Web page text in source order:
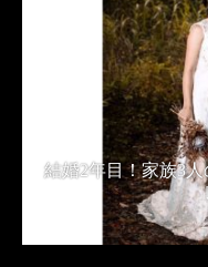
結婚2年目！家族3